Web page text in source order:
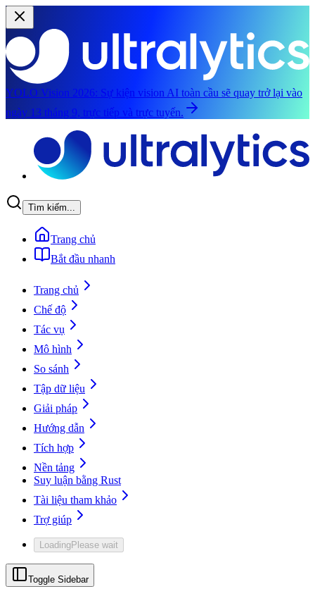
YOLO Vision 2026: Sự kiện vision AI toàn cầu sẽ quay trở lại vào
ngày 13 tháng 9, trực tiếp và trực tuyến.
Tìm kiếm...
Trang chủ
Bắt đầu nhanh
Trang chủ
Chế độ
Tác vụ
Mô hình
So sánh
Tập dữ liệu
Giải pháp
Hướng dẫn
Tích hợp
Nền tảng
Suy luận bằng Rust
Tài liệu tham khảo
Trợ giúp
LoadingPlease wait
Toggle Sidebar